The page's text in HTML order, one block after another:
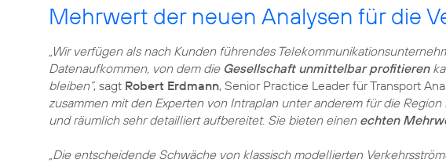
Mehrwert der neuen Analysen für die
„Wir verfügen als nach Kunden führendes
Datenaufkommen, von dem die Gesellschaft unmittelbar profitieren
bleiben“, sagt Robert Erdmann, Senior Practice Leader für Transport
zusammen mit den Experten von Intraplan unter anderem für die
und räumlich sehr detailliert aufbereitet. Sie bieten einen echten
„Die entscheidende Schwäche von klassisch modellierten